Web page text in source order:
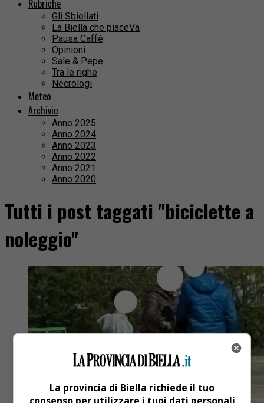
Rubriche
Gli Sbiellati
La Biella che piaceVa
Pausa Caffè
Opinioni
Sale & Pepe
Tra le righe
Necrologi
Meteo
Archivio
Anno 2025
Anno 2024
Anno 2023
Anno 2022
Anno 2021
Anno 2020
Tutti i post taggati "biciclette a
noleggio"
La provincia di Biella richiede il tuo
consenso per utilizzare i tuoi dati personali